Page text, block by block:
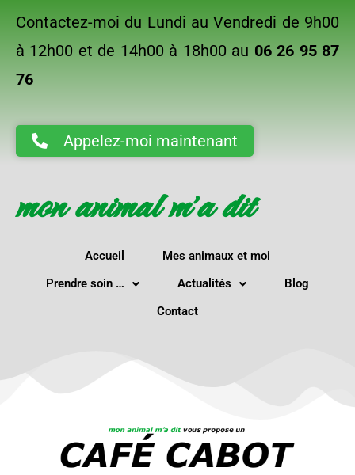
Contactez-moi du Lundi au Vendredi de 9h00
à 12h00 et de 14h00 à 18h00 au 06 26 95 87
76
Appelez-moi maintenant
mon animal m'a dit
Accueil
Mes animaux et moi
Prendre soin …
Actualités
Blog
Contact